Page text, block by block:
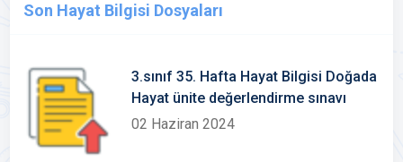
Son Hayat Bilgisi Dosyaları
3.sınıf 35. Hafta Hayat Bilgisi Doğada
Hayat ünite değerlendirme sınavı
02 Haziran 2024